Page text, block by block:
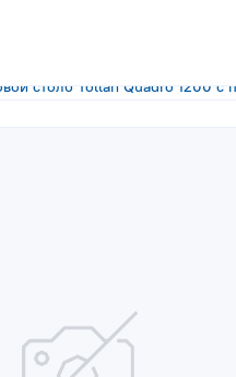
столб Tollan Quadro 1200 с